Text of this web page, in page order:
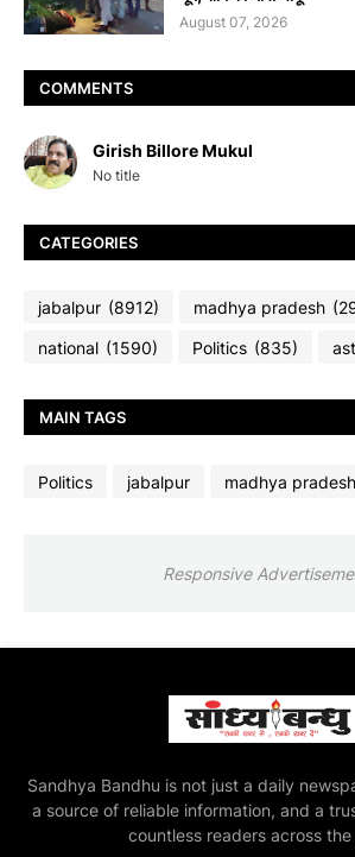
August 07, 2026
COMMENTS
Girish Billore Mukul
No title
CATEGORIES
jabalpur (8912) madhya pradesh
national (1590) Politics (835)
MAIN TAGS
Politics jabalpur madhya pradesh
Responsive
Sandhya Bandhu is not just a daily
a source of reliable information, and a
countless readers across the